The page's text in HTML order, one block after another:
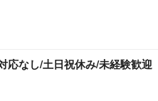
応なし/土日祝休み/未経験歓迎